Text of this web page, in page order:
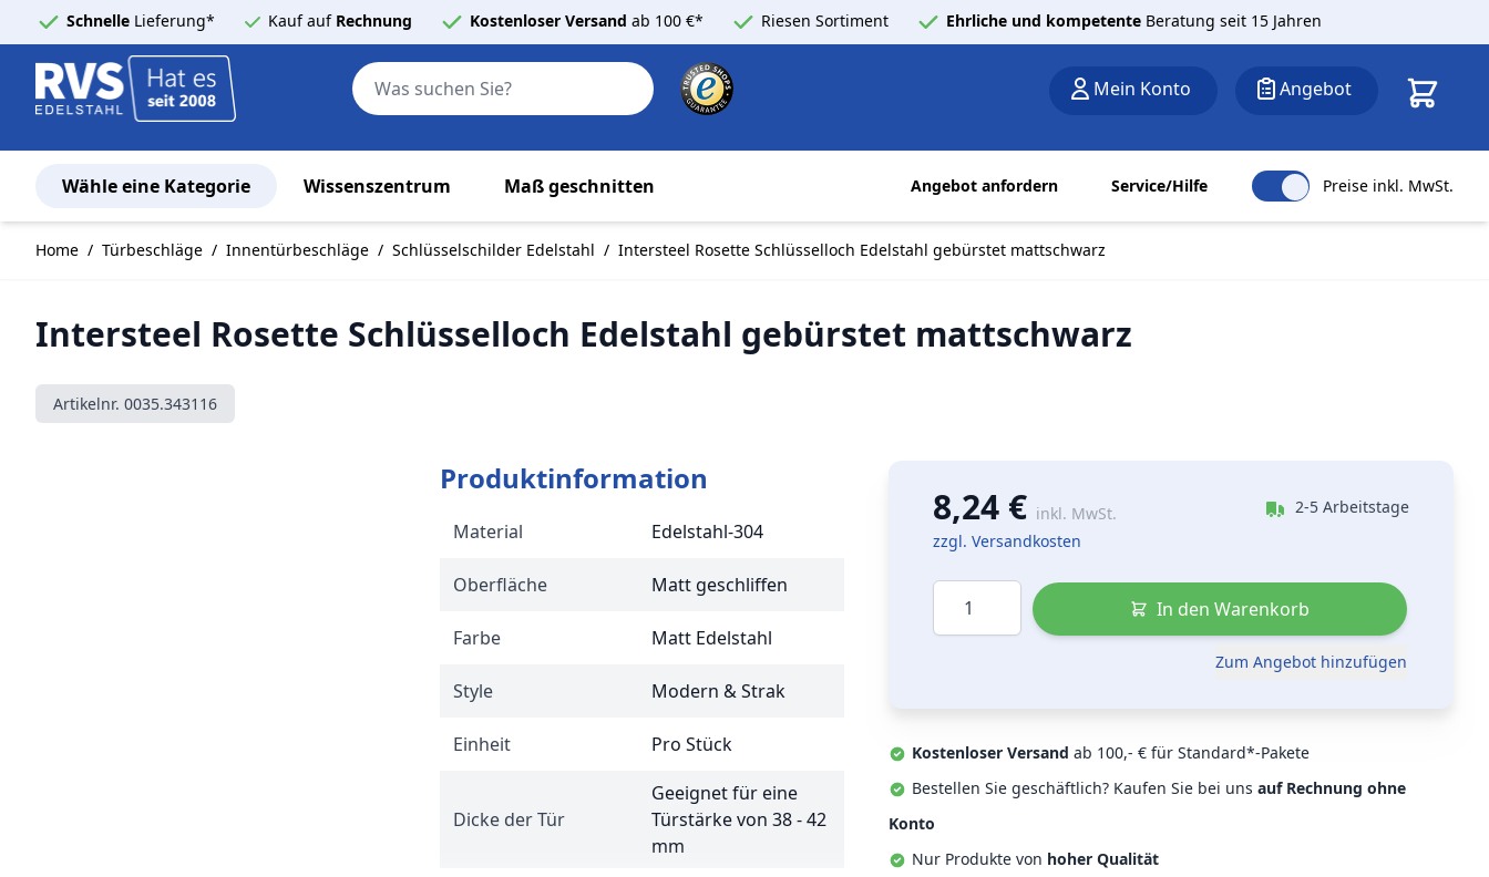
Schnelle Lieferung* Kauf auf Rechnung Kostenloser Versand ab 100 €* Riesen Sortiment Ehrliche und kompetente Beratung seit 15 Jahren
Search
Mein Konto Angebot
Wähle eine Kategorie Wissenszentrum Maß geschnitten Angebot anfordern Service/Hilfe Preise inkl. MwSt.
Home / Türbeschläge / Innentürbeschläge / Schlüsselschilder Edelstahl / Intersteel Rosette Schlüsselloch Edelstahl gebürstet mattschwarz
Intersteel Rosette Schlüsselloch Edelstahl gebürstet mattschwarz
Artikelnr. 0035.343116
Produktinformation
Material Edelstahl-304
Oberfläche Matt geschliffen
Farbe Matt Edelstahl
Style Modern & Strak
Einheit Pro Stück
Dicke der Tür
Geeignet für eine
Türstärke von 38 - 42
mm
8,24 € inkl. MwSt.
zzgl. Versandkosten
2-5 Arbeitstage
Menge
In den Warenkorb
Zum Angebot hinzufügen
Kostenloser Versand ab 100,- € für Standard*-Pakete
Bestellen Sie geschäftlich? Kaufen Sie bei uns auf Rechnung ohne
Konto
Nur Produkte von hoher Qualität